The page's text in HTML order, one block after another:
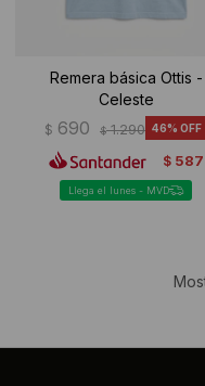
Remera básica Ottis -
Celeste
$ 690 $ 1.290 46
$ 587
Llega el lunes - MVD